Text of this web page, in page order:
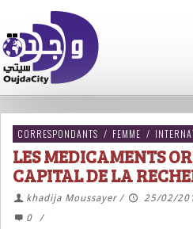
CORRESPONDANTS / FEMME /
LES MEDICAMENTS
CAPITAL DE LA
khadija Moussayer /
25/02/
0
/